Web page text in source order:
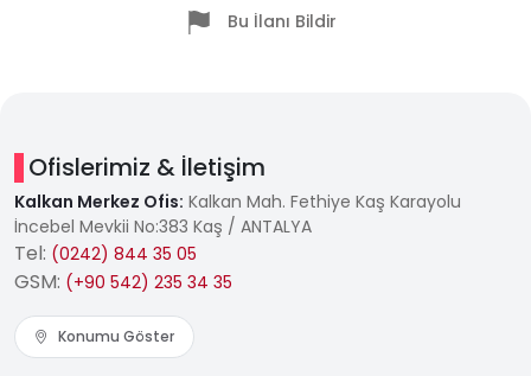
Bu İlanı Bildir
Ofislerimiz & İletişim
Kalkan Merkez Ofis: Kalkan Mah. Fethiye Kaş Karayolu
İncebel Mevkii No:383 Kaş / ANTALYA
Tel: (0242) 844 35 05
GSM: (+90 542) 235 34 35
Konumu Göster